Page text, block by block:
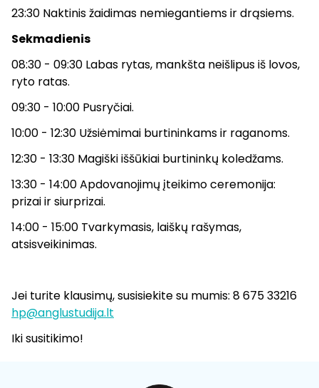
23:30 Naktinis žaidimas nemiegantiems ir drąsiems.
Sekmadienis
08:30 - 09:30 Labas rytas, mankšta neišlipus iš lovos,
ryto ratas.
09:30 - 10:00 Pusryčiai.
10:00 - 12:30 Užsiėmimai burtininkams ir raganoms.
12:30 - 13:30 Magiški iššūkiai burtininkų koledžams.
13:30 - 14:00 Apdovanojimų įteikimo ceremonija:
prizai ir siurprizai.
14:00 - 15:00 Tvarkymasis, laiškų rašymas,
atsisveikinimas.
Jei turite klausimų, susisiekite su mumis: 8 675 33216
hp@anglustudija.lt
Iki susitikimo!